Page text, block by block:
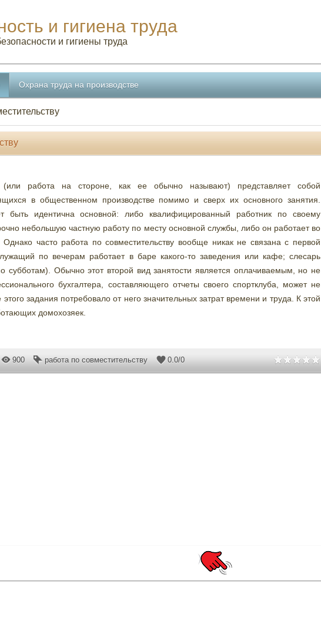
и гигиена труда
и гигиены труда
Охрана труда на производстве
(или работа на стороне, как ее обычно называют) представляет собой
в общественном производстве помимо и сверх их основного занятия.
быть идентична основной: либо квалифицированный работник по своему
небольшую частную работу по месту основной службы, либо он работает во
часто работа по совместительству вообще никак не связана с первой
по вечерам работает в баре какого-то заведения или кафе; слесарь
субботам). Обычно этот второй вид занятости является оплачиваемым, но не
бухгалтера, составляющего отчеты своего спортклуба, может не
задания потребовало от него значительных затрат времени и труда. К этой
домохозяек.
900 работа по совместительству 0.0/0